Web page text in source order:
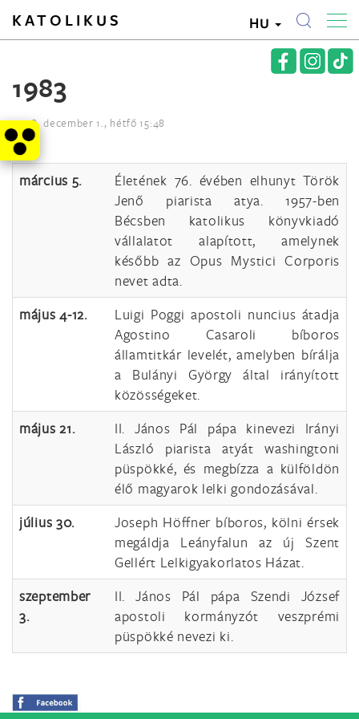
KATOLIKUS HU
1983
2008. december 1., hétfő 15:48
március 5.
Életének 76. évében elhunyt Török
Jenő piarista atya. 1957-ben
Bécsben katolikus könyvkiadó
vállalatot alapított, amelynek
később az Opus Mystici Corporis
nevet adta.
május 4-12.
Luigi Poggi apostoli nuncius átadja
Agostino Casaroli bíboros
államtitkár levelét, amelyben bírálja
a Bulányi György által irányított
közösségeket.
május 21.
II. János Pál pápa kinevezi Irányi
László piarista atyát washingtoni
püspökké, és megbízza a külföldön
élő magyarok lelki gondozásával.
július 30.
Joseph Höffner bíboros, kölni érsek
megáldja Leányfalun az új Szent
Gellért Lelkigyakorlatos Házat.
szeptember
3.
II. János Pál pápa Szendi József
apostoli kormányzót veszprémi
püspökké nevezi ki.